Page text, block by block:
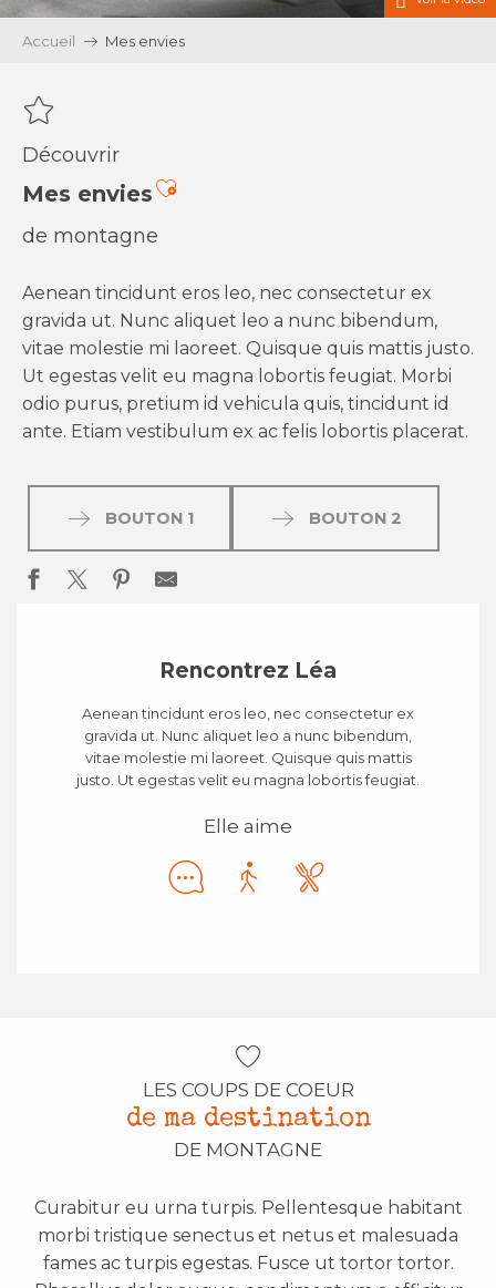
Accueil Mes envies
Découvrir
Mes enviesAjouter aux favoris
de montagne
Aenean tincidunt eros leo, nec consectetur ex
gravida ut. Nunc aliquet leo a nunc bibendum,
vitae molestie mi laoreet. Quisque quis mattis justo.
Ut egestas velit eu magna lobortis feugiat. Morbi
odio purus, pretium id vehicula quis, tincidunt id
ante. Etiam vestibulum ex ac felis lobortis placerat.
BOUTON 1 BOUTON 2
Rencontrez Léa
Aenean tincidunt eros leo, nec consectetur ex
gravida ut. Nunc aliquet leo a nunc bibendum,
vitae molestie mi laoreet. Quisque quis mattis
justo. Ut egestas velit eu magna lobortis feugiat.
Elle aime
LES COUPS DE COEUR
de ma destination
DE MONTAGNE
Curabitur eu urna turpis. Pellentesque habitant
morbi tristique senectus et netus et malesuada
fames ac turpis egestas. Fusce ut tortor tortor.